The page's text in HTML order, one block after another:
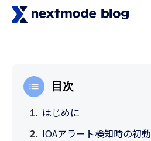
目次
はじめに
IOAアラート検知時の初動